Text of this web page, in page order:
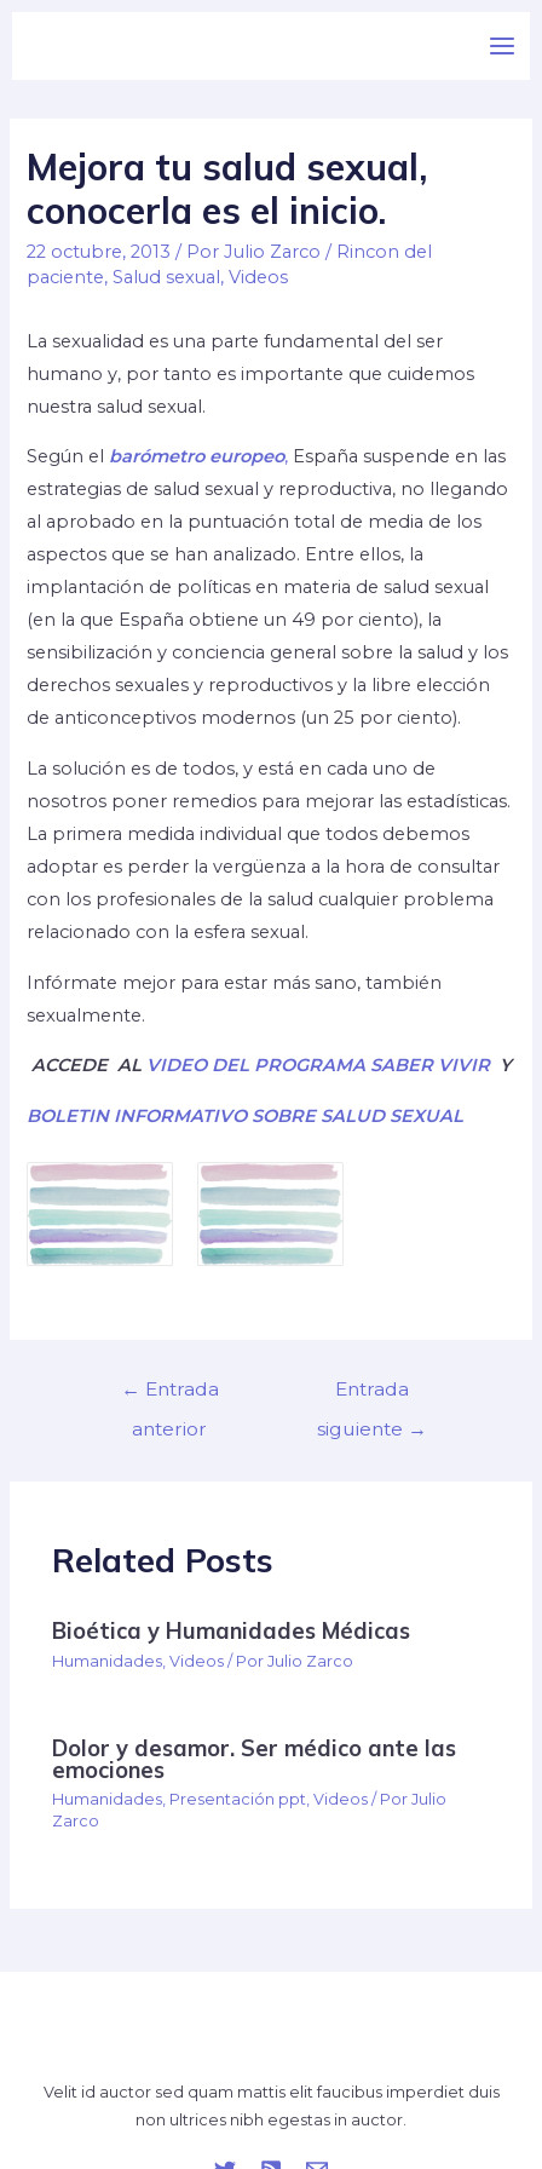
Mejora tu salud sexual,
conocerla es el inicio.
22 octubre, 2013 / PorJulio Zarco / Rincon del
paciente,Salud sexual,Videos
La sexualidad es una parte fundamental del ser
humano y, por tanto es importante que cuidemos
nuestra salud sexual.
Según el barómetro europeo, España suspende en las
estrategias de salud sexual y reproductiva, no llegando
al aprobado en la puntuación total de media de los
aspectos que se han analizado. Entre ellos, la
implantación de políticas en materia de salud sexual
(en la que España obtiene un 49 por ciento), la
sensibilización y conciencia general sobre la salud y los
derechos sexuales y reproductivos y la libre elección
de anticonceptivos modernos (un 25 por ciento).
La solución es de todos, y está en cada uno de
nosotros poner remedios para mejorar las estadísticas.
La primera medida individual que todos debemos
adoptar es perder la vergüenza a la hora de consultar
con los profesionales de la salud cualquier problema
relacionado con la esfera sexual.
Infórmate mejor para estar más sano, también
sexualmente.
ACCEDE AL VIDEO DEL PROGRAMA SABER VIVIRY
BOLETIN INFORMATIVO SOBRE SALUD SEXUAL
← Entrada
anterior
Entrada
siguiente →
Related Posts
Bioética y Humanidades Médicas
Humanidades, Videos/ Por Julio Zarco
Dolor y desamor. Ser médico ante las
emociones
Humanidades, Presentación ppt, Videos/ Por Julio
Zarco
Velit id auctor sed quam mattis elit faucibus imperdiet duis
non ultrices nibh egestas in auctor.